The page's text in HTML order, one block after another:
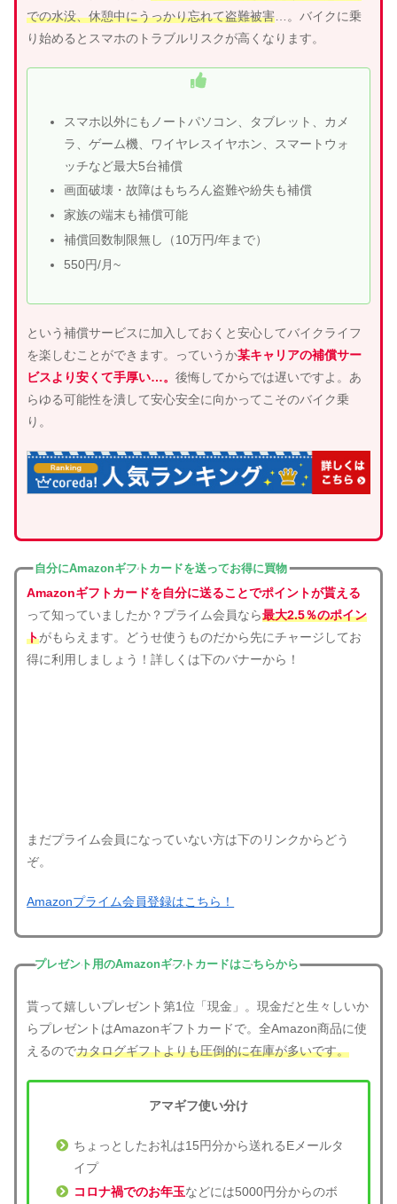
での水没、休憩中にうっかり忘れて盗難被害…。バイクに乗
り始めるとスマホのトラブルリスクが高くなります。
スマホ以外にもノートパソコン、タブレット、カメ
ラ、ゲーム機、ワイヤレスイヤホン、スマートウォ
ッチなど最大5台補償
画面破壊・故障はもちろん盗難や紛失も補償
家族の端末も補償可能
補償回数制限無し（10万円/年まで）
550円/月~
という補償サービスに加入しておくと安心してバイクライフ
を楽しむことができます。っていうか某キャリアの補償サー
ビスより安くて手厚い…。後悔してからでは遅いですよ。あ
らゆる可能性を潰して安心安全に向かってこそのバイク乗
り。
自分にAmazonギフトカードを送ってお得に買物
Amazonギフトカードを自分に送ることでポイントが貰える
って知っていましたか？プライム会員なら最大2.5％のポイン
トがもらえます。どうせ使うものだから先にチャージしてお
得に利用しましょう！詳しくは下のバナーから！
まだプライム会員になっていない方は下のリンクからどう
ぞ。
Amazonプライム会員登録はこちら！
プレゼント用のAmazonギフトカードはこちらから
貰って嬉しいプレゼント第1位「現金」。現金だと生々しいか
らプレゼントはAmazonギフトカードで。全Amazon商品に使
えるのでカタログギフトよりも圧倒的に在庫が多いです。
アマギフ使い分け
ちょっとしたお礼は15円分から送れるEメールタ
イプ
コロナ禍でのお年玉などには5000円分からのボ